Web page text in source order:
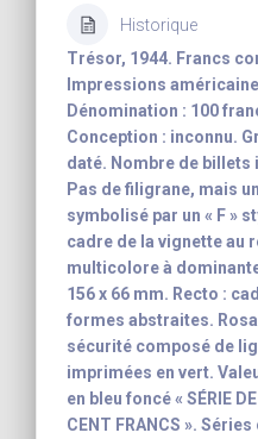
Historique
Trésor, 1944. Francs
Impressions
Dénomination : 100
Conception : inconnu.
daté. Nombre de billets
Pas de filigrane, mais
symbolisé par un « F »
cadre de la vignette au
multicolore à
156 x 66 mm. Recto :
formes abstraites.
sécurité composé de
imprimées en vert.
en bleu foncé « SÉRIE
CENT FRANCS ».